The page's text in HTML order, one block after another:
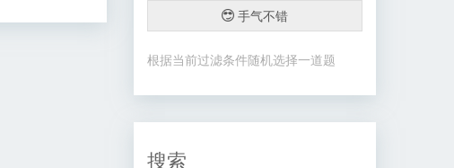
手气不错
根据当前过滤条件随机选择一道题
搜索